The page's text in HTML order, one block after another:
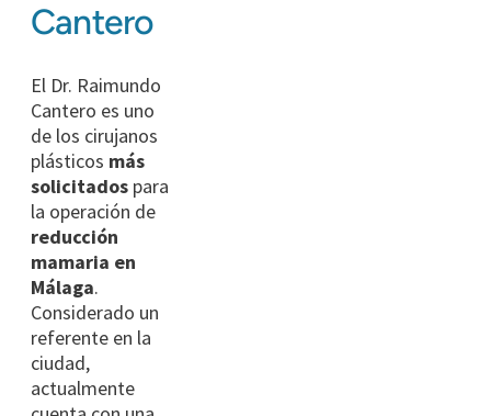
Cantero
El Dr. Raimundo
Cantero es uno
de los cirujanos
plásticos más
solicitados para
la operación de
reducción
mamaria en
Málaga.
Considerado un
referente en la
ciudad,
actualmente